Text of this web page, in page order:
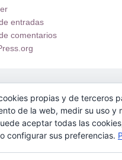
entradas
comentarios
propias y de terceros
de la web, medir su uso y
aceptar todas las
configurar sus preferencias.